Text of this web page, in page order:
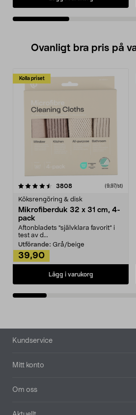
Ovanligt bra pris på
Kolla priset
3808recensioner (9,97/st)
Köksrengöring & disk
Mikrofiberduk 32 x 31 cm, 4-
pack
Aftonbladets "självklara favorit” i
test av d...
Utförande: Grå/beige
39,90
Lägg i varukorg
4.0av 5 stjärnor
Sidfot
Kundservice
Mitt konto
Om oss